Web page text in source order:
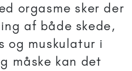
orgasme sker der
af både skede,
og muskulatur i
måske kan det